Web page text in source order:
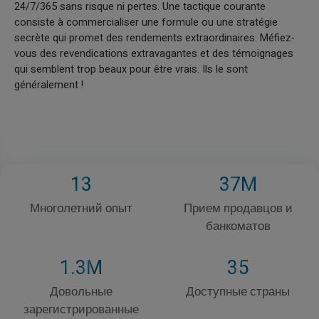
24/7/365 sans risque ni pertes. Une tactique courante
consiste à commercialiser une formule ou une stratégie
secrète qui promet des rendements extraordinaires. Méfiez-
vous des revendications extravagantes et des témoignages
qui semblent trop beaux pour être vrais. Ils le sont
généralement !
13
Многолетний опыт
37M
Прием продавцов и
банкоматов
1.3M
Довольные
зарегистрированные
35
Доступные страны